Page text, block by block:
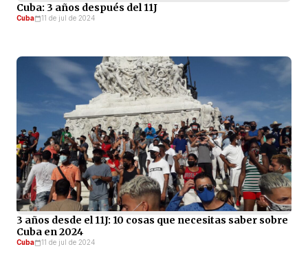
Cuba: 3 años después del 11J
Cuba 11 de jul de 2024
3 años desde el 11J: 10 cosas que necesitas saber sobre
Cuba en 2024
Cuba 11 de jul de 2024